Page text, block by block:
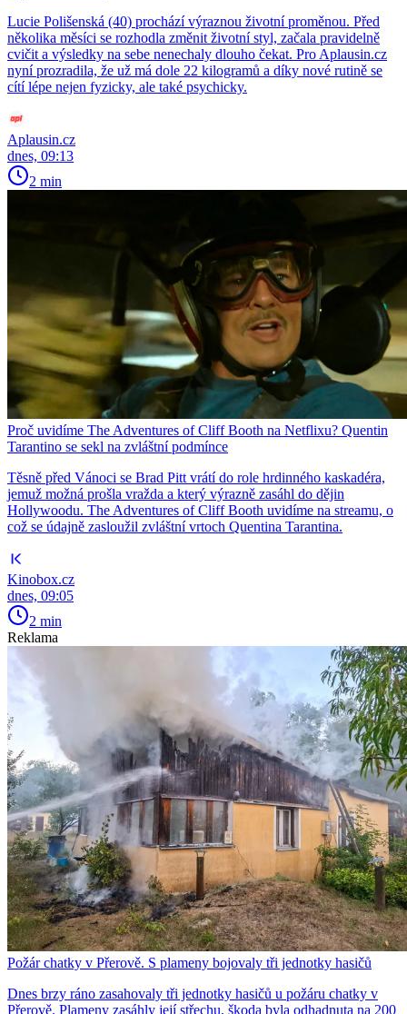
Lucie Polišenská (40) prochází výraznou životní proměnou. Před
několika měsíci se rozhodla změnit životní styl, začala pravidelně
cvičit a výsledky na sebe nenechaly dlouho čekat. Pro Aplausin.cz
nyní prozradila, že už má dole 22 kilogramů a díky nové rutině se
cítí lépe nejen fyzicky, ale také psychicky.
Aplausin.cz
dnes, 09:13
2 min
Proč uvidíme The Adventures of Cliff Booth na Netflixu? Quentin
Tarantino se sekl na zvláštní podmínce
Těsně před Vánoci se Brad Pitt vrátí do role hrdinného kaskadéra,
jemuž možná prošla vražda a který výrazně zasáhl do dějin
Hollywoodu. The Adventures of Cliff Booth uvidíme na streamu, o
což se údajně zasloužil zvláštní vrtoch Quentina Tarantina.
Kinobox.cz
dnes, 09:05
2 min
Reklama
Požár chatky v Přerově. S plameny bojovaly tři jednotky hasičů
Dnes brzy ráno zasahovaly tři jednotky hasičů u požáru chatky v
Přerově. Plameny zasáhly její střechu, škoda byla odhadnuta na 200